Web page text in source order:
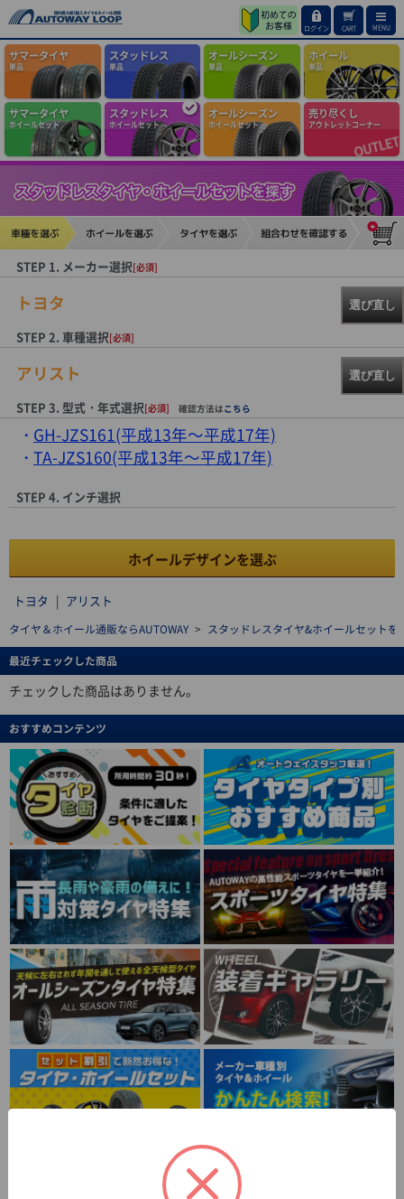
ログイン CART MENU
サマータイヤ
単品
スタッドレス
単品
オールシーズン
単品
ホイール
単品
サマータイヤ
ホイールセット
スタッドレス
ホイールセット
オールシーズン
ホイールセット
売り尽くし
アウトレットコーナー
STEP 1. メーカー選択[必須]
トヨタ 選び直し
STEP 2. 車種選択[必須]
アリスト 選び直し
STEP 3. 型式・年式選択[必須] 確認方法はこちら
GH-JZS161(平成13年～平成17年)
TA-JZS160(平成13年～平成17年)
STEP 4. インチ選択
ホイールデザインを選ぶ
トヨタ | アリスト
タイヤ＆ホイール通販ならAUTOWAY > スタッドレスタイヤ&ホイールセット
最近チェックした商品
チェックした商品はありません。
おすすめコンテンツ